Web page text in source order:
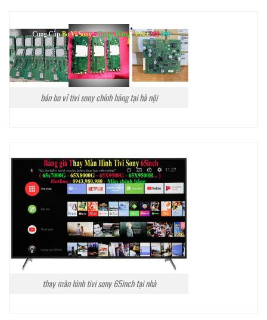
bán bo vỉ tivi sony chính hãng tại hà nội
thay màn hình tivi sony 65inch tại nhà